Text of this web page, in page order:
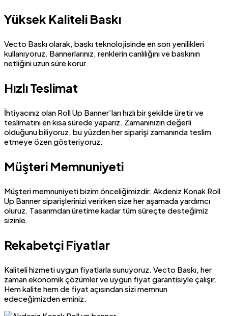
Yüksek Kaliteli Baskı
Vecto Baskı olarak, baskı teknolojisinde en son yenilikleri
kullanıyoruz. Bannerlarınız, renklerin canlılığını ve baskının
netliğini uzun süre korur.
Hızlı Teslimat
İhtiyacınız olan Roll Up Banner’ları hızlı bir şekilde üretir ve
teslimatını en kısa sürede yaparız. Zamanınızın değerli
olduğunu biliyoruz, bu yüzden her siparişi zamanında teslim
etmeye özen gösteriyoruz.
Müşteri Memnuniyeti
Müşteri memnuniyeti bizim önceliğimizdir. Akdeniz Konak Roll
Up Banner siparişlerinizi verirken size her aşamada yardımcı
oluruz. Tasarımdan üretime kadar tüm süreçte desteğimiz
sizinle.
Rekabetçi Fiyatlar
Kaliteli hizmeti uygun fiyatlarla sunuyoruz. Vecto Baskı, her
zaman ekonomik çözümler ve uygun fiyat garantisiyle çalışır.
Hem kalite hem de fiyat açısından sizi memnun
edeceğimizden eminiz.